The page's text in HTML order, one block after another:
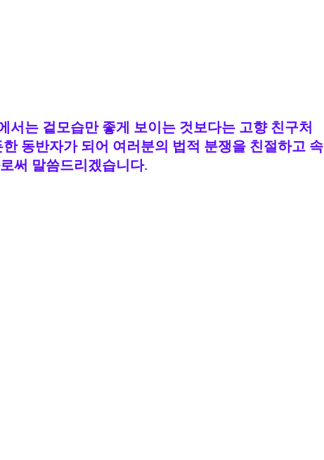
서는 겉모습만 좋게 보이는 것보다는 고향 친구처
동반자가 되어 여러분의 법적 분쟁을 친절하고 속
써 말씀드리겠습니다.